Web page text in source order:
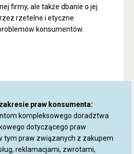
firmy, ale także dbanie o jej
rzetelne i etyczne
konsumentów.
praw konsumenta:
kompleksowego doradztwa
dotyczącego praw
tym praw związanych z zakupem
reklamacjami, zwrotami,